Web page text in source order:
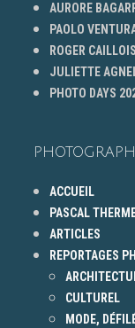
AURORE
PAOLO
ROGER CAILLOIS
JULIETTE
PHOTO DAYS
ACCUEIL
PASCAL
ARTICLES
REPORTAGES
CULTUREL
MODE,